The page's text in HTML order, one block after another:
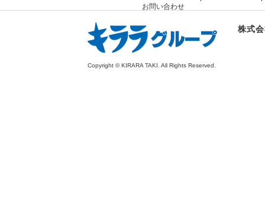
お問い合わせ
株式
Copyright © KIRARA TAKI. All Rights Reserved.